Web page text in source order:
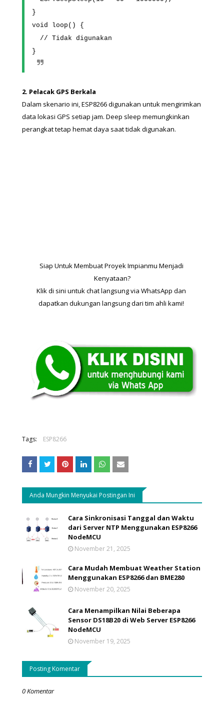
}
void loop() {
// Tidak digunakan
}
2. Pelacak GPS Berkala
Dalam skenario ini, ESP8266 digunakan untuk mengirimkan
data lokasi GPS setiap jam. Deep sleep memungkinkan
perangkat tetap hemat daya saat tidak digunakan.
Siap Untuk Membuat Proyek Impianmu Menjadi
Kenyataan?
Klik di sini untuk chat langsung via WhatsApp dan
dapatkan dukungan langsung dari tim ahli kami!
Tags: ESP8266
Anda Mungkin Menyukai Postingan Ini
Cara Sinkronisasi Tanggal dan Waktu
dari Server NTP Menggunakan ESP8266
NodeMCU
November 21, 2025
Cara Mudah Membuat Weather Station
Menggunakan ESP8266 dan BME280
November 20, 2025
Cara Menampilkan Nilai Beberapa
Sensor DS18B20 di Web Server ESP8266
NodeMCU
November 19, 2025
Posting Komentar
0 Komentar